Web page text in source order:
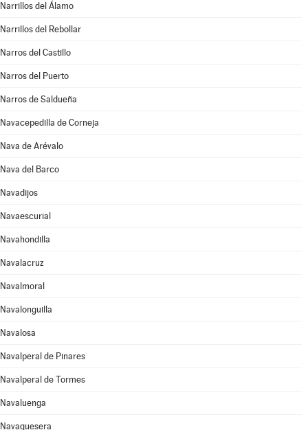
Narrillos del Álamo
Narrillos del Rebollar
Narros del Castillo
Narros del Puerto
Narros de Saldueña
Navacepedilla de Corneja
Nava de Arévalo
Nava del Barco
Navadijos
Navaescurial
Navahondilla
Navalacruz
Navalmoral
Navalonguilla
Navalosa
Navalperal de Pinares
Navalperal de Tormes
Navaluenga
Navaquesera